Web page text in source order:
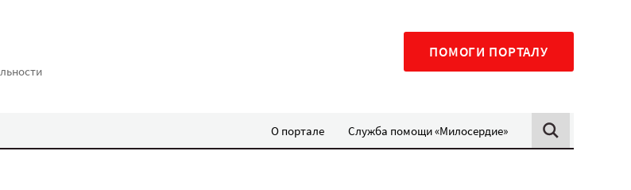
ПОМОГИ ПОРТАЛУ
О портале Служба помощи «Милосердие»